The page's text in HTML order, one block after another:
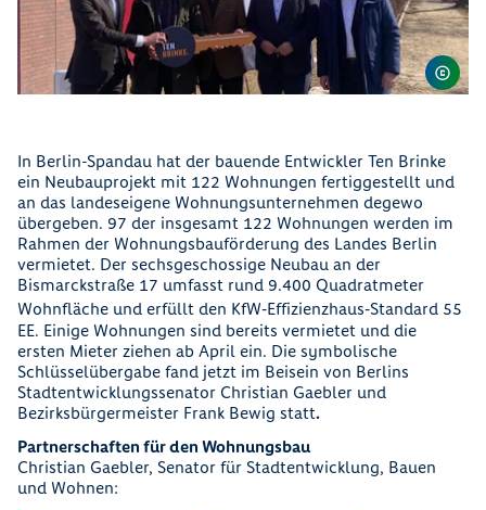
In Berlin-Spandau hat der bauende Entwickler Ten Brinke
ein Neubauprojekt mit 122 Wohnungen fertiggestellt und
an das landeseigene Wohnungsunternehmen degewo
übergeben. 97 der insgesamt 122 Wohnungen werden im
Rahmen der Wohnungsbauförderung des Landes Berlin
vermietet. Der sechsgeschossige Neubau an der
Bismarckstraße 17 umfasst rund 9.400 Quadratmeter
Wohnfläche und erfüllt den KfW‑Effizienzhaus‑Standard 55
EE. Einige Wohnungen sind bereits vermietet und die
ersten Mieter ziehen ab April ein. Die symbolische
Schlüsselübergabe fand jetzt im Beisein von Berlins
Stadtentwicklungssenator Christian Gaebler und
Bezirksbürgermeister Frank Bewig statt.
Partnerschaften für den Wohnungsbau
Christian Gaebler, Senator für Stadtentwicklung, Bauen
und Wohnen: